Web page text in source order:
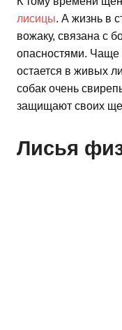
лисицы. А жизнь в
вожаку, связана с
опасностями. Чаще
остается в живых
собак очень
защищают своих
Лисья